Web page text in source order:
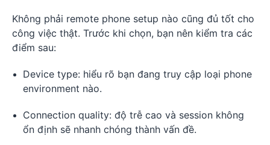
Không phải remote phone setup nào cũng đủ tốt cho
công việc thật. Trước khi chọn, bạn nên kiểm tra các
điểm sau:
Device type: hiểu rõ bạn đang truy cập loại phone
environment nào.
Connection quality: độ trễ cao và session không
ổn định sẽ nhanh chóng thành vấn đề.